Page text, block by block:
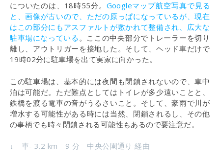
についたのは、18時55分。 Googleマップ航空写真で見る
と、画像が古いので、ただの原っぱになっているが、現在
はこの部分にもアスファルトが敷かれて整備され、広大な
駐車場になっている 。ここの中央部分でトレーラーを切り
離し、アウトリガーを接地した。そして、ヘッド車だけで
19時02分に駐車場を出て実家に向かった。
この駐車場は、基本的には夜間も閉鎖されないので、車中
泊は可能だ。ただ難点としてはトイレが多少遠いことと、
鉄橋を渡る電車の音がうるさいこと。そして、豪雨で川が
増水する可能性がある時には当然、閉鎖されるし、その他
の事柄でも時々閉鎖される可能性もあるので要注意だ。
↓ 車- 3.2 km 9 分 中央公園通り 経由